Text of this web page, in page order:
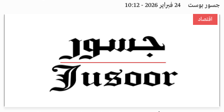
جسور بوست 24 فبراير 2026 - 10:12
اقتصاد